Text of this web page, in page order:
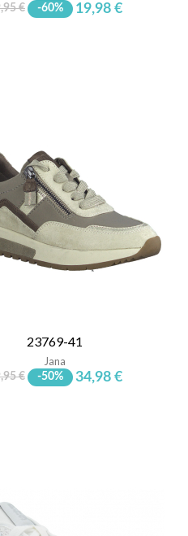
€ -60% 19,98 €
23769-41
Jana
€ -50% 34,98 €